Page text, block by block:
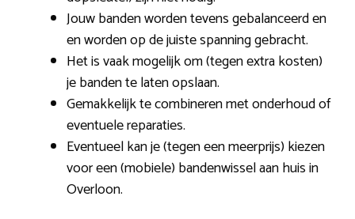
Jouw banden worden tevens gebalanceerd en
en worden op de juiste spanning gebracht.
Het is vaak mogelijk om (tegen extra kosten)
je banden te laten opslaan.
Gemakkelijk te combineren met onderhoud of
eventuele reparaties.
Eventueel kan je (tegen een meerprijs) kiezen
voor een (mobiele) bandenwissel aan huis in
Overloon.